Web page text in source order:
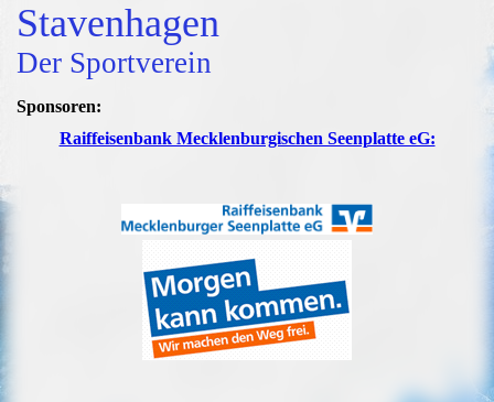
Stavenhagen
Der Sportverein
Sponsoren:
Raiffeisenbank Mecklenburgischen Seenplatte eG: